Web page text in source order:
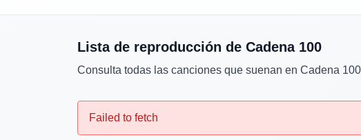
Lista de reproducción de Cadena 100
Consulta todas las canciones que suenan en Cadena 100
Failed to fetch